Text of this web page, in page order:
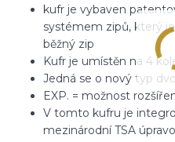
kufr je vybaven
systémem zipů, který
běžný zip
Kufr je umístěn na 4
Jedná se o nový typ
EXP. = možnost
V tomto kufru je
mezinárodní TSA